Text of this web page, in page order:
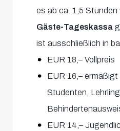
es ab ca. 1,5 Stunden
Gäste-Tageskassa
ist ausschließlich in
EUR 18,– Vollpreis
EUR 16,– ermäßigt
Studenten,
EUR 14,–